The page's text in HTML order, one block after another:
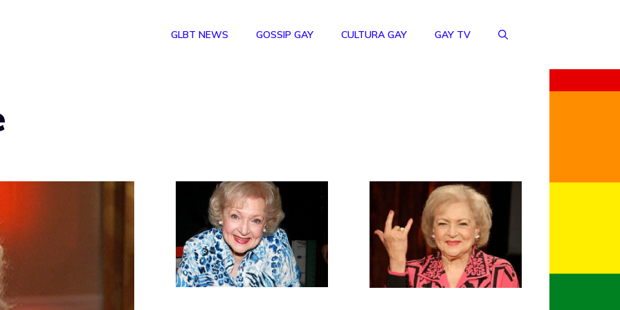
GLBT NEWS GOSSIP GAY CULTURA GAY GAY TV